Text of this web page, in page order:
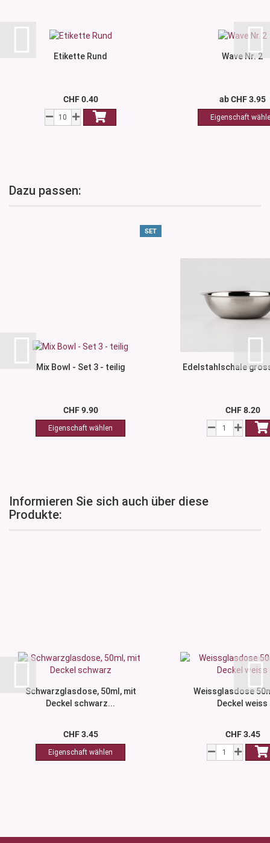
Etikette Rund
CHF 0.40
Wave Nr. 2
ab CHF 3.95
Dazu passen:
SET
Mix Bowl - Set 3 - teilig
CHF 9.90
Edelstahlschale
CHF 8.20
Informieren Sie sich auch über diese
Produkte:
Schwarzglasdose, 50ml, mit
Deckel schwarz...
CHF 3.45
Weissglasdose
Deckel weiss
CHF 3.45